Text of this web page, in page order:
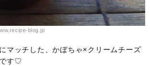
blog.jp
マッチした、かぼちゃ×クリームチーズ
す♡